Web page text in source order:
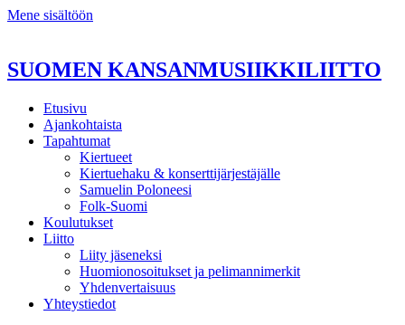
Mene sisältöön
SUOMEN KANSANMUSIIKKILIITTO
Etusivu
Ajankohtaista
Tapahtumat
Kiertueet
Kiertuehaku & konserttijärjestäjälle
Samuelin Poloneesi
Folk-Suomi
Koulutukset
Liitto
Liity jäseneksi
Huomionosoitukset ja pelimannimerkit
Yhdenvertaisuus
Yhteystiedot